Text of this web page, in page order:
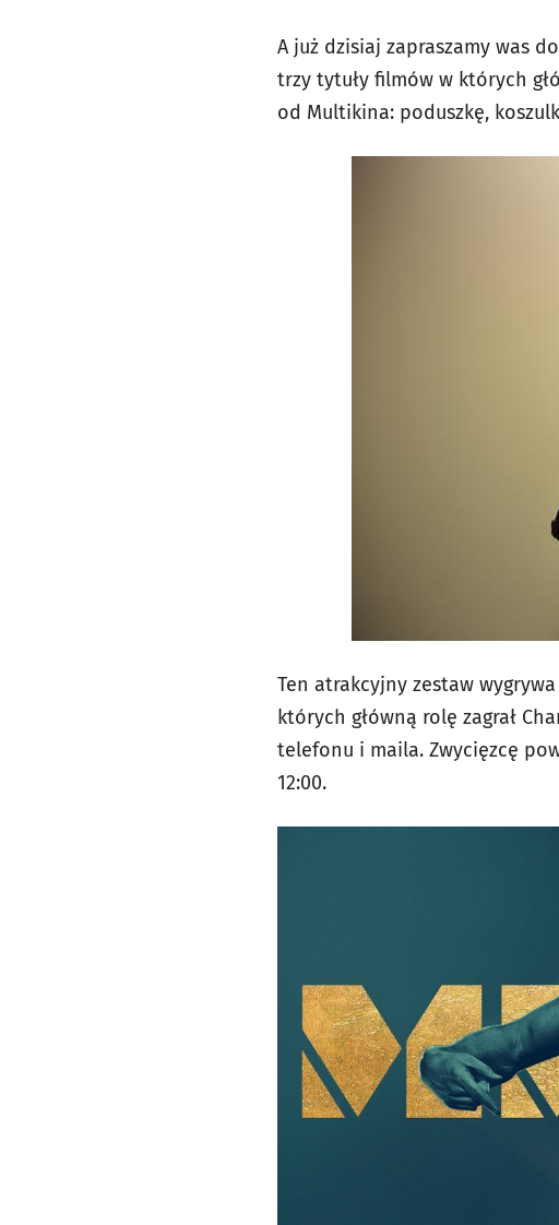
A już dzisiaj zapraszamy was
trzy tytuły filmów w których
od Multikina: poduszkę,
Ten atrakcyjny zestaw
których główną rolę zagrał
telefonu i maila. Zwycięzcę
12:00.